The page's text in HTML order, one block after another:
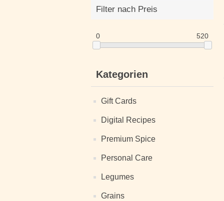
Filter nach Preis
0 520
Kategorien
Gift Cards
Digital Recipes
Premium Spice
Personal Care
Legumes
Grains